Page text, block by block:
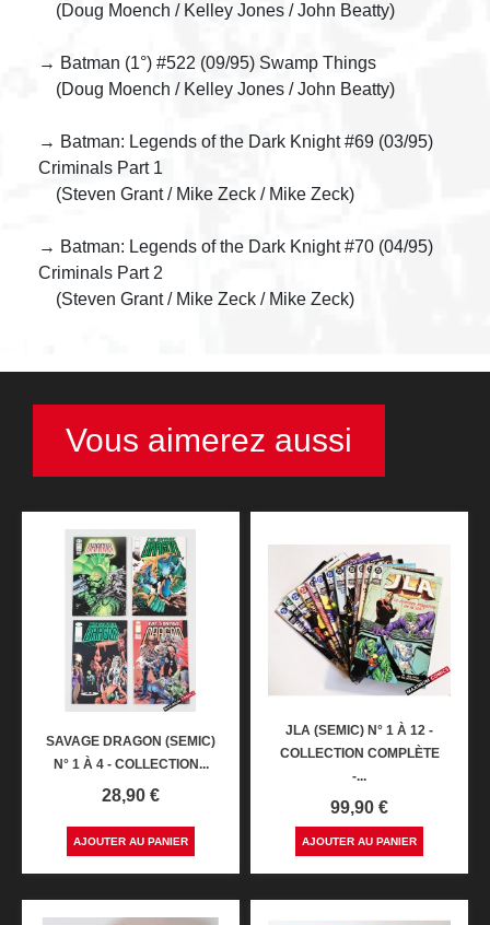
(Doug Moench / Kelley Jones / John Beatty)
→ Batman (1°) #522 (09/95) Swamp Things
(Doug Moench / Kelley Jones / John Beatty)
→ Batman: Legends of the Dark Knight #69 (03/95)
Criminals Part 1
(Steven Grant / Mike Zeck / Mike Zeck)
→ Batman: Legends of the Dark Knight #70 (04/95)
Criminals Part 2
(Steven Grant / Mike Zeck / Mike Zeck)
Vous aimerez aussi
SAVAGE DRAGON (SEMIC)
N° 1 À 4 - COLLECTION...
Prix
28,90 €
AJOUTER AU PANIER
JLA (SEMIC) N° 1 À 12 -
COLLECTION COMPLÈTE
-...
Prix
99,90 €
AJOUTER AU PANIER